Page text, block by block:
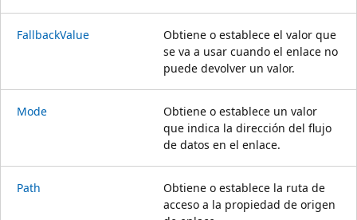
FallbackValue
Obtiene o establece el valor que
se va a usar cuando el enlace no
puede devolver un valor.
Mode
Obtiene o establece un valor
que indica la dirección del flujo
de datos en el enlace.
Path
Obtiene o establece la ruta de
acceso a la propiedad de origen